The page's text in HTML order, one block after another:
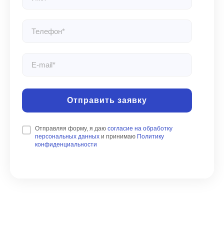
Отправить заявку
Отправляя форму, я даю согласие на обработку
персональных данных и принимаю Политику
конфиденциальности